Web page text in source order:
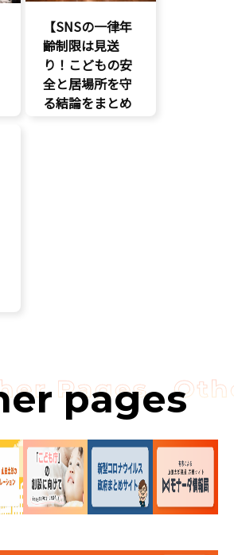
【SNSの一律年
齢制限は見送
り！こどもの安
全と居場所を守
る結論をまとめ
pages